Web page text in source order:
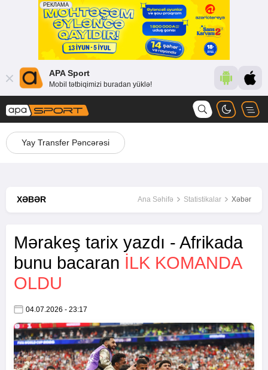
APA Sport
Mobil tətbiqimizi buradan yüklə!
Yay Transfer Pəncərəsi
XƏBƏR Ana Səhifə Statistikalar Xəbər
Mərakeş tarix yazdı - Afrikada
bunu bacaran ILK KOMANDA
OLDU
04.07.2026 - 23:17